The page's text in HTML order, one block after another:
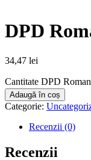
DPD
34,47 lei
Cantitate DPD
Adaugă în coș
Categorie:
Recenzii (0)
Recenzii